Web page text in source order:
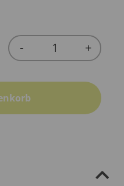
Quantity
- +